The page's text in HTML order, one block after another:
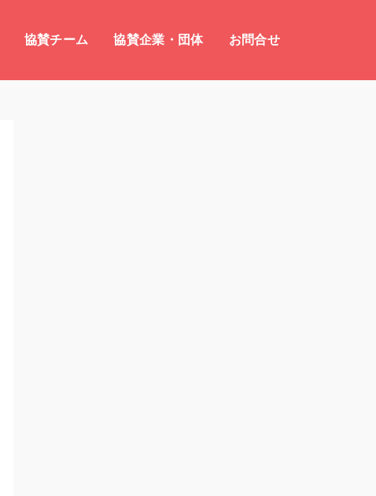
協賛チーム 協賛企業・団体 お問合せ